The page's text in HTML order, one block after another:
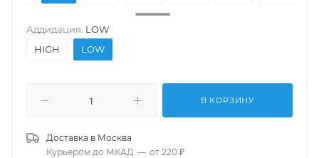
Аддидация: LOW
HIGH
LOW
В КОРЗИНУ
Доставка в Москва
Курьером до МКАД — от 220 ₽